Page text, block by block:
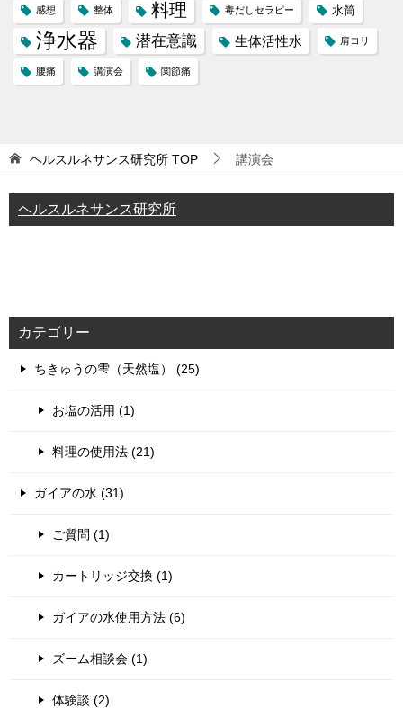
感想 整体 料理 毒だしセラピー 水筒
浄水器 潜在意識 生体活性水 肩コリ
腰痛 講演会 関節痛
ヘルスルネサンス研究所 TOP 講演会
ヘルスルネサンス研究所
カテゴリー
ちきゅうの雫（天然塩） (25)
お塩の活用 (1)
料理の使用法 (21)
ガイアの水 (31)
ご質問 (1)
カートリッジ交換 (1)
ガイアの水使用方法 (6)
ズーム相談会 (1)
体験談 (2)